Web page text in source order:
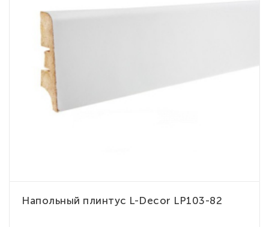
Напольный плинтус L-Decor LP103-82